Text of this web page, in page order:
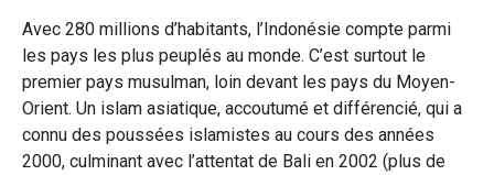
Avec 280 millions d’habitants, l’Indonésie compte parmi
les pays les plus peuplés au monde. C’est surtout le
premier pays musulman, loin devant les pays du Moyen-
Orient. Un islam asiatique, accoutumé et différencié, qui a
connu des poussées islamistes au cours des années
2000, culminant avec l’attentat de Bali en 2002 (plus de